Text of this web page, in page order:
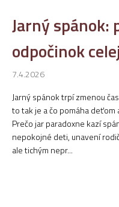
Jarný spánok:
odpočinok
7.4.2026
Jarný spánok trpí zmenou
to tak je a čo pomáha
Prečo jar paradoxne kazí
nepokojné deti, unavení
ale tichým nepr...